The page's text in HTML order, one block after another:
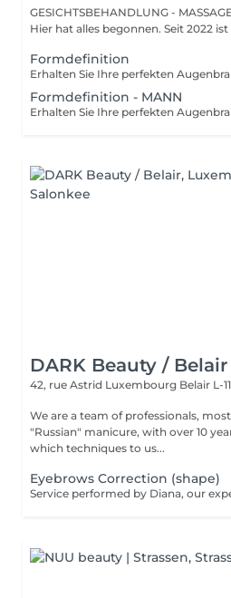
GESICHTSBEHANDLUNG -
Hier hat alles begonnen. Seit 2022
Formdefinition
Formdefinition - MANN
DARK Beauty / Belair
42, rue Astrid Luxembourg Belair L-
We are a team of professionals,
"Russian" manicure, with over 10 years of
which techniques to us...
Eyebrows Correction (shape)